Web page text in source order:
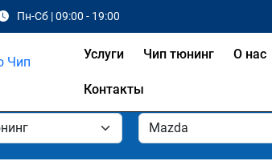
Пн-Сб | 09:00 - 19:00
Услуги Чип тюнинг О нас
Контакты